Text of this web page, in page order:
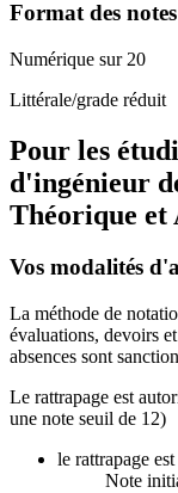
Format des notes
Numérique sur 20
Littérale/grade réduit
Pour les
d'ingénieur
Théorique et
Vos modalités
La méthode de
évaluations, devoirs
absences sont
Le rattrapage est
une note seuil de 12)
le rattrapage
Note